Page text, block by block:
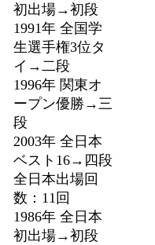
初出場→初段
1991年 全国学
生選手権3位タ
イ→二段
1996年 関東オ
ープン優勝→三
段
2003年 全日本
ベスト16→四段
全日本出場回
数：11回
1986年 全日本
初出場→初段